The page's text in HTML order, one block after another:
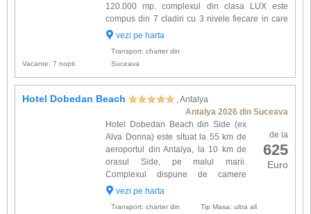
120.000 mp. complexul din clasa LUX este
compus din 7 cladiri cu 3 nivele fiecare in care
sunt repartizate: 211 deluxe room (30-36 mp), 8
31 family...
vezi pe harta
Vacante: 7 nopti
Transport: charter din
Suceava
Hotel Dobedan Beach
, Antalya
Antalya 2026 din Suceava
de la
625
Euro
Hotel Dobedan Beach din Side (ex
Alva Donna) este situat la 55 km de
aeroportul din Antalya, la 10 km de
orasul Side, pe malul marii.
Complexul dispune de camere
confortabile dotate cu: balcon, baie,
vezi pe harta
Transport: charter din Tip Masa: ultra all